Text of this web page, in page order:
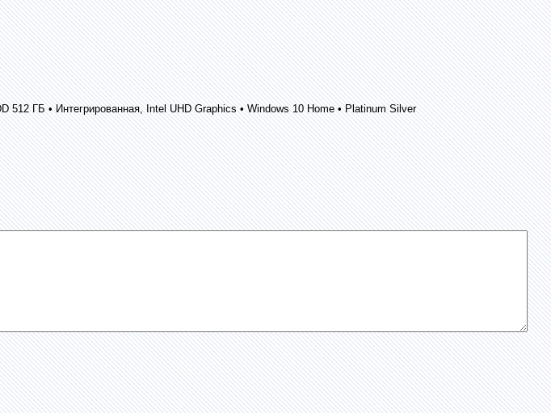
512 ГБ • Интегрированная, Intel UHD Graphics • Windows 10 Home • Platinum Silver